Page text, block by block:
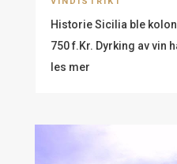
Historie Sicilia ble
750 f.Kr. Dyrking av vin
les mer